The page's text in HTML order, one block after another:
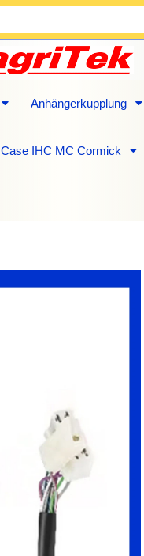
Anhängerkupplung
Case IHC MC Cormick